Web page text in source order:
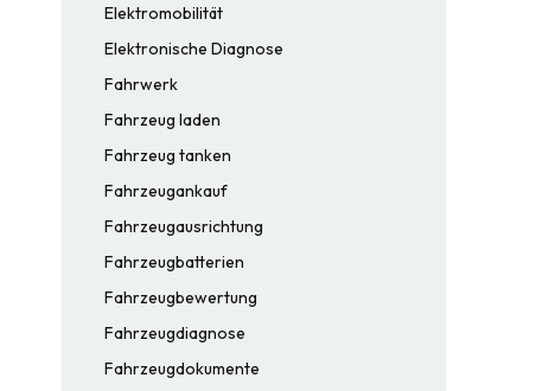
Elektromobilität
Elektronische Diagnose
Fahrwerk
Fahrzeug laden
Fahrzeug tanken
Fahrzeugankauf
Fahrzeugausrichtung
Fahrzeugbatterien
Fahrzeugbewertung
Fahrzeugdiagnose
Fahrzeugdokumente